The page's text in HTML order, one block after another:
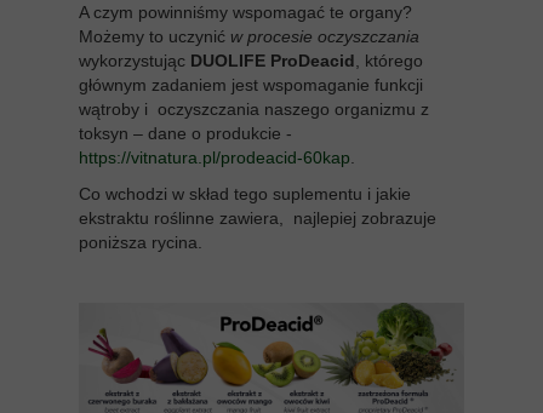
A czym powinniśmy wspomagać te organy?
Możemy to uczynić w procesie oczyszczania
wykorzystując DUOLIFE ProDeacid , którego
głównym zadaniem jest wspomaganie funkcji
wątroby i oczyszczania naszego organizmu z
toksyn – dane o produkcie -
https://vitnatura.pl/prodeacid-60kap
Co wchodzi w skład tego suplementu i jakie
ekstraktu roślinne zawiera, najlepiej zobrazuje
poniższa rycina.